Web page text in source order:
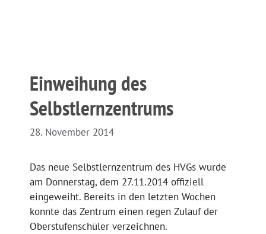
Einweihung des
Selbstlernzentrums
28. November 2014
Das neue Selbstlernzentrum des HVGs wurde
am Donnerstag, dem 27.11.2014 offiziell
eingeweiht. Bereits in den letzten Wochen
konnte das Zentrum einen regen Zulauf der
Oberstufenschüler verzeichnen.